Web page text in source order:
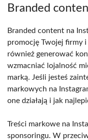
Branded
Branded content na
promocję Twojej firmy i
również generować
wzmacniać lojalność
marką. Jeśli jesteś
markowych na
one działają i jak
Treści markowe na
sponsoringu. W